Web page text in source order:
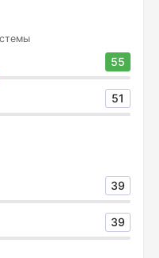
55
51
39
39